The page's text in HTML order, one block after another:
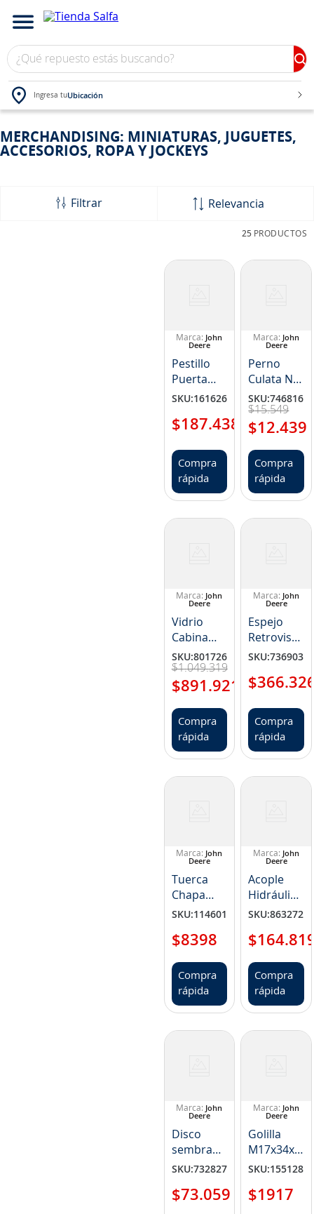
¿Qué repuesto estás buscando?
Ingresa tuUbicación
MERCHANDISING: MINIATURAS, JUGUETES,
ACCESORIOS, ROPA Y JOCKEYS
Filtrar Relevancia
25 PRODUCTOS
John
Deere
Pestillo
Puerta
Cabina NP
SKU:161626
$187.438
Compra
rápida
John
Deere
Perno
Culata NP
DZ110495
SKU:746816
$15.549
$12.439
Compra
rápida
John
Deere
Vidrio
Cabina
Lado
Derecho
NP
SKU:801726
$1.049.319
$891 .921
Compra
rápida
John
Deere
Espejo
Retrovisor
Exterior
John
AT356101
SKU:736903
$366.
Compra
rápida
John
Deere
Tuerca
Chapa
Contacto(
M110159)
SKU:114601
$8398
Compra
rápida
John
Deere
Acople
Hidráulico
John
AL237055
SKU:863272
$164.
Compra
rápida
John
Deere
Disco
sembradora
(NP
SKU:732827
$73.059
John
Deere
Golilla
M17x34x04
Varios
24M7241
SKU:155128
$1917
TÉRMINOS MÁS BUSCADOS
1.
bateria
westlake